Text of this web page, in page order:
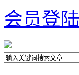
会员登陆